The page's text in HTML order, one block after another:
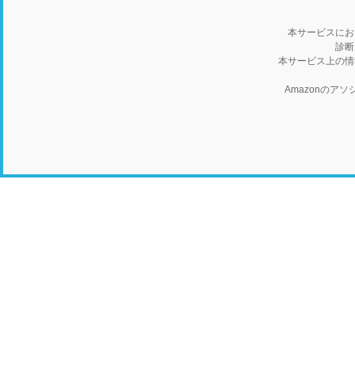
本サービスに
診
本サービス上の
Amazonのアソ